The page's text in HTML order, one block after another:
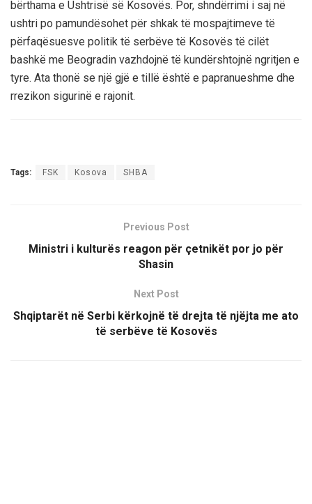
bërthama e Ushtrisë së Kosovës. Por, shndërrimi i saj në
ushtri po pamundësohet për shkak të mospajtimeve të
përfaqësuesve politik të serbëve të Kosovës të cilët
bashkë me Beogradin vazhdojnë të kundërshtojnë ngritjen e
tyre. Ata thonë se një gjë e tillë është e papranueshme dhe
rrezikon sigurinë e rajonit.
Tags: FSK Kosova SHBA
Previous Post
Ministri i kulturës reagon për çetnikët por jo për
Shasin
Next Post
Shqiptarët në Serbi kërkojnë të drejta të njëjta me ato
të serbëve të Kosovës